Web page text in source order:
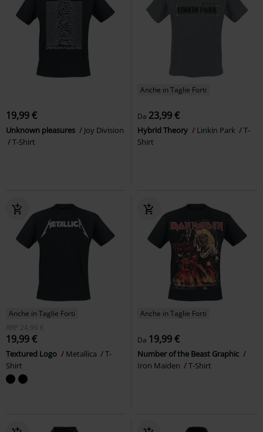
19,99 €
Unknown pleasures
Joy Division
T-Shirt
Anche in Taglie Forti
Da 23,99 €
Hybrid Theory Linkin Park
T-
Shirt
Anche in Taglie Forti
RRP
24,99 €
19,99 €
Textured Logo Metallica
T-
Shirt
Anche in Taglie Forti
Da 19,99 €
Number of the Beast Graphic
Iron Maiden
T-Shirt